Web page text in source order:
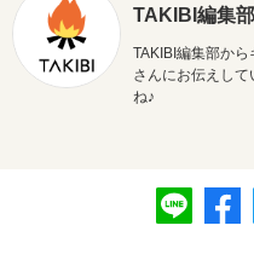
TAKIBI編集部
TAKIBI編集部か
さんにお伝えし
ね♪